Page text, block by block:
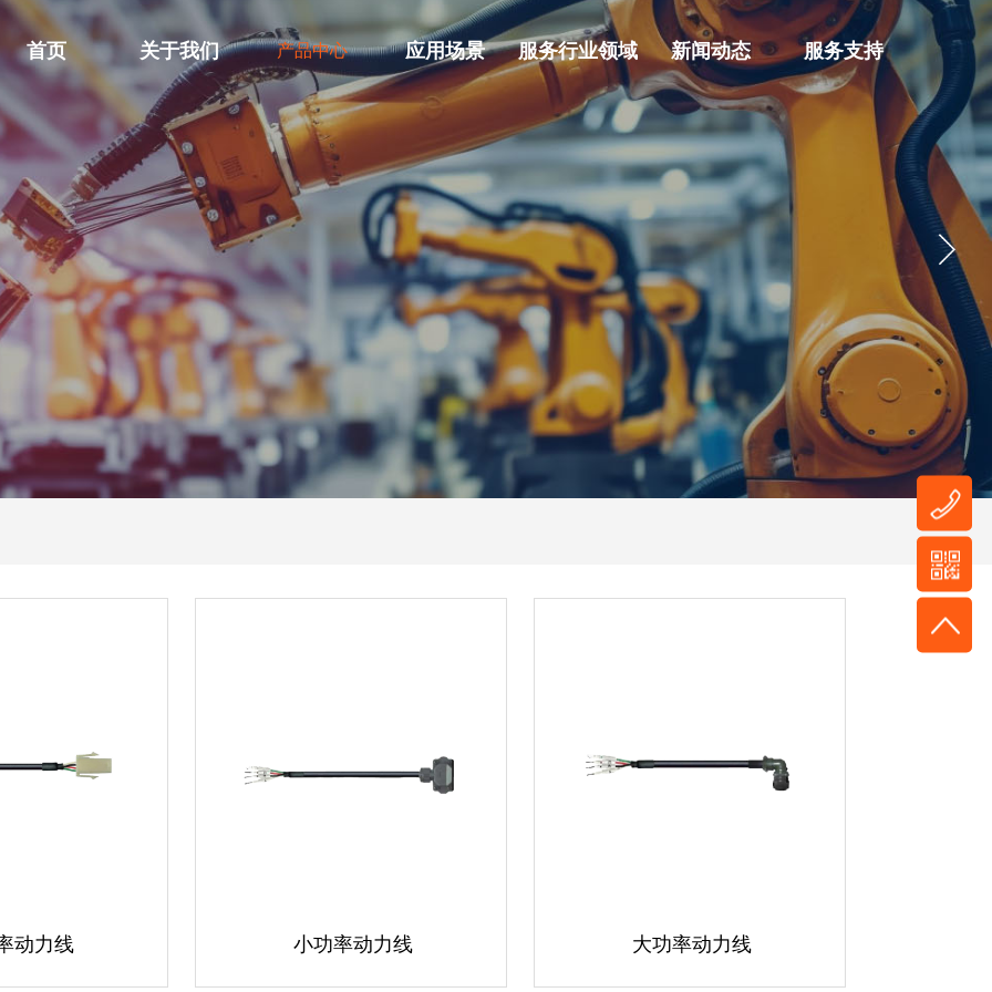
首页 关于我们 产品中心 应用场景 服务行业领域 新闻动态 服务支持
动力线 小功率动力线 大功率动力线